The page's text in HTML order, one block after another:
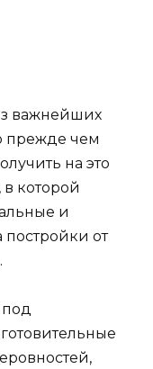
важнейших
прежде чем
на это
которой
и
постройки от
под